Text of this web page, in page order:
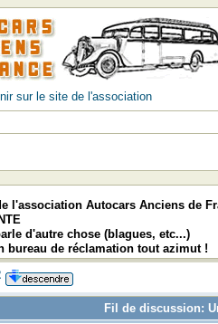
sur le site de l'association
l'association Autocars Anciens de
d'autre chose (blagues, etc...)
bureau de réclamation tout azimut !
Fil de discussion: